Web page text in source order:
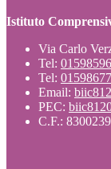
Istituto
Via Carlo
Tel:
Tel:
Email:
PEC:
C.F.: